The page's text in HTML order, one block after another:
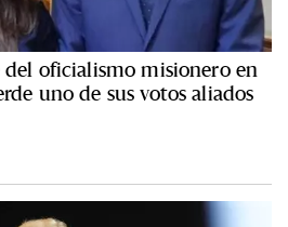
oficialismo misionero en
uno de sus votos aliados